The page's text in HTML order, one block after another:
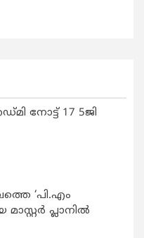
നോട്ട് 17 5ജി
‘പി.എം
പ്ലാനിൽ